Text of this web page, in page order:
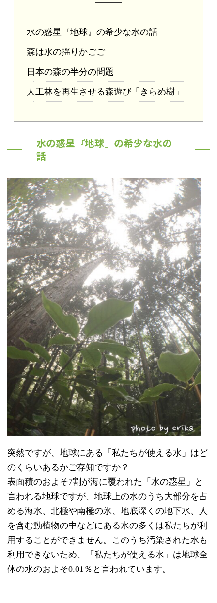
水の惑星『地球』の希少な水の話
森は水の揺りかごご
日本の森の半分の問題
人工林を再生させる森遊び「きらめ樹」
水の惑星『地球』の希少な水の
話
突然ですが、地球にある「私たちが使える水」はど
のくらいあるかご存知ですか？
表面積のおよそ7割が海に覆われた「水の惑星」と
言われる地球ですが、地球上の水のうち大部分を占
める海水、北極や南極の氷、地底深くの地下水、人
を含む動植物の中などにある水の多くは私たちが利
用することができません。このうち汚染された水も
利用できないため、「私たちが使える水」は地球全
体の水のおよそ0.01％と言われています。